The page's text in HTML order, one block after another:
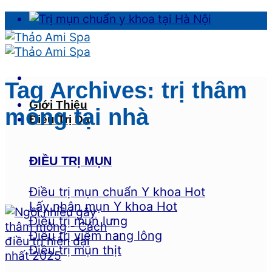
Skip
to
content
Giới Thiệu
Điều Trị Da
ĐIỀU TRỊ MỤN
Điều trị mụn chuẩn Y khoa
Lấy nhân mụn Y khoa
Điều trị mụn lưng
Điều trị viêm nang lông
Điều trị mụn thịt
Tag Archives: trị thâm
mông tại nhà